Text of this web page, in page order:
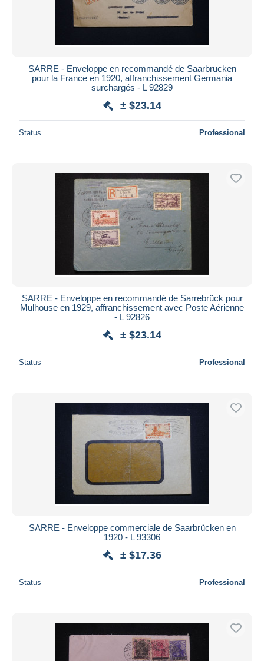
SARRE - Enveloppe en recommandé de Saarbrucken
pour la France en 1920, affranchissement Germania
surchargés - L 92829
± $23.14
Status Professional
SARRE - Enveloppe en recommandé de Sarrebrück pour
Mulhouse en 1929, affranchissement avec Poste Aérienne
- L 92826
± $23.14
Status Professional
SARRE - Enveloppe commerciale de Saarbrücken en
1920 - L 93306
± $17.36
Status Professional